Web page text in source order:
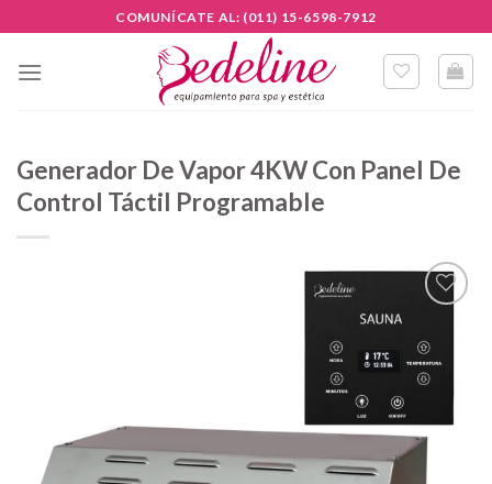
content
COMUNÍCATE AL: (011) 15-6598-7912
Generador De Vapor 4KW Con Panel De
Control Táctil Programable
a la
lista de
deseos